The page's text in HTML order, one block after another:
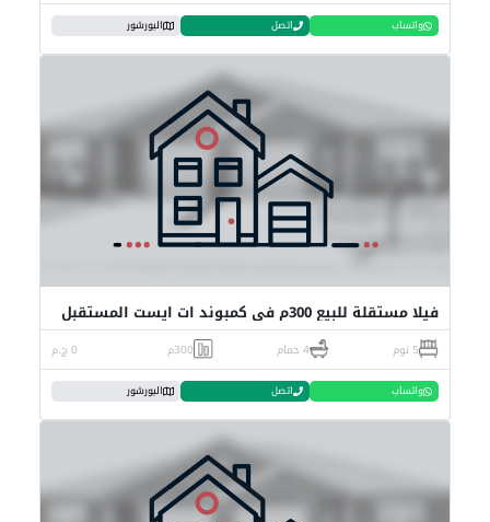
واتساب اتصل البورشور
فيلا مستقلة للبيع 300م في كمبوند ات ايست المستقبل
5 نوم 4 حمام 300م 0 ج.م
واتساب اتصل البورشور